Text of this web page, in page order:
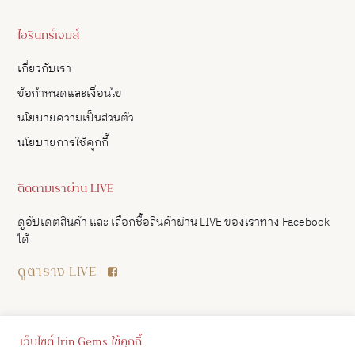
ไอรินทร์เจมส์
เกี่ยวกับเรา
ข้อกำหนดและเงื่อนไข
นโยบายความเป็นส่วนตัว
นโยบายการใช้คุกกี้
ติดตามเราผ่าน LIVE
ดูอัปเดตสินค้า และ เลือกซื้อสินค้าผ่าน LIVE ของเราทาง Facebook
ได้
ดูตาราง LIVE